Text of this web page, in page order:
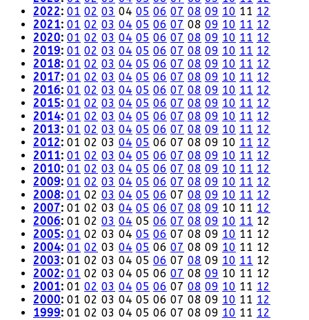
2022: 01 02 03 04 05 06 07 08 09 10 11 12
2021: 01 02 03 04 05 06 07 08 09 10 11 12
2020: 01 02 03 04 05 06 07 08 09 10 11 12
2019: 01 02 03 04 05 06 07 08 09 10 11 12
2018: 01 02 03 04 05 06 07 08 09 10 11 12
2017: 01 02 03 04 05 06 07 08 09 10 11 12
2016: 01 02 03 04 05 06 07 08 09 10 11 12
2015: 01 02 03 04 05 06 07 08 09 10 11 12
2014: 01 02 03 04 05 06 07 08 09 10 11 12
2013: 01 02 03 04 05 06 07 08 09 10 11 12
2012: 01 02 03 04 05 06 07 08 09 10 11 12
2011: 01 02 03 04 05 06 07 08 09 10 11 12
2010: 01 02 03 04 05 06 07 08 09 10 11 12
2009: 01 02 03 04 05 06 07 08 09 10 11 12
2008: 01 02 03 04 05 06 07 08 09 10 11 12
2007: 01 02 03 04 05 06 07 08 09 10 11 12
2006: 01 02 03 04 05 06 07 08 09 10 11 12
2005: 01 02 03 04 05 06 07 08 09 10 11 12
2004: 01 02 03 04 05 06 07 08 09 10 11 12
2003: 01 02 03 04 05 06 07 08 09 10 11 12
2002: 01 02 03 04 05 06 07 08 09 10 11 12
2001: 01 02 03 04 05 06 07 08 09 10 11 12
2000: 01 02 03 04 05 06 07 08 09 10 11 12
1999: 01 02 03 04 05 06 07 08 09 10 11 12